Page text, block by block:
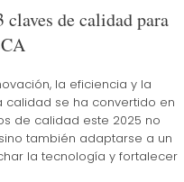
de calidad para
la eficiencia y la
calidad se ha convertido en
de calidad este 2025 no
también adaptarse a un
la tecnología y fortalecer